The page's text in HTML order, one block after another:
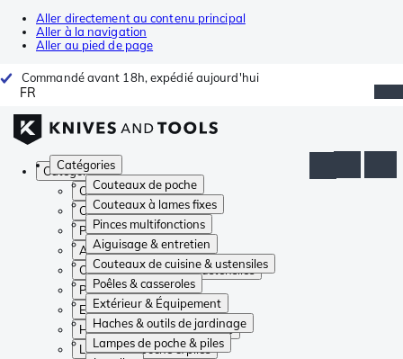
Aller directement au contenu principal
Aller à la navigation
Aller au pied de page
Commandé avant 18h, expédié aujourd'hui
FR
Catégories
Couteaux de poche
Couteaux à lames fixes
Pinces multifonctions
Aiguisage & entretien
Couteaux de cuisine & ustensiles
Poêles & casseroles
Extérieur & Équipement
Haches & outils de jardinage
Lampes de poche & piles
Catégories
Couteaux de poche
Couteaux à lames fixes
Pinces multifonctions
Aiguisage & entretien
Couteaux de cuisine & ustensiles
Poêles & casseroles
Extérieur & Équipement
Haches & outils de jardinage
Lampes de poche & piles